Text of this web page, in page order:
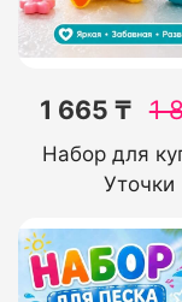
1 665 ₸ 1
Набор для
Уточки